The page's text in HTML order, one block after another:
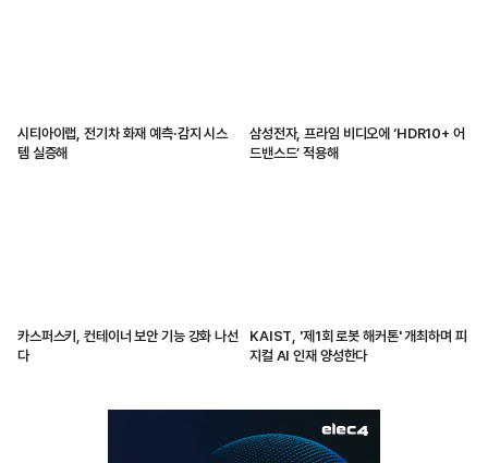
시티아이랩, 전기차 화재 예측·감지 시스
템 실증해
삼성전자, 프라임 비디오에 ‘HDR10+ 어
드밴스드’ 적용해
카스퍼스키, 컨테이너 보안 기능 강화 나선
다
KAIST, '제1회 로봇 해커톤' 개최하며 피
지컬 AI 인재 양성한다